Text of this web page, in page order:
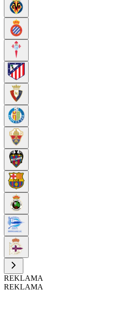
REKLAMA
REKLAMA